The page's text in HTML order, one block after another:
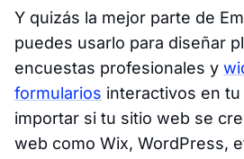
Y quizás la mejor parte de
puedes usarlo para diseñar
encuestas profesionales y
formularios interactivos en
importar si tu sitio web se
web como Wix, WordPress,